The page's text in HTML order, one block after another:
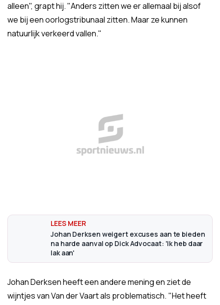
alleen", grapt hij. "Anders zitten we er allemaal bij alsof
we bij een oorlogstribunaal zitten. Maar ze kunnen
natuurlijk verkeerd vallen."
Johan Derksen weigert excuses aan te bieden
na harde aanval op Dick Advocaat: 'Ik heb daar
lak aan'
Johan Derksen heeft een andere mening en ziet de
wijntjes van Van der Vaart als problematisch. "Het heeft